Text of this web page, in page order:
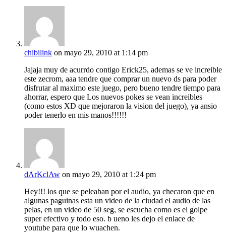
chibilink on mayo 29, 2010 at 1:14 pm
Jajaja muy de acurrdo contigo Erick25, ademas se ve increible
este zecrom, aaa tendre que comprar un nuevo ds para poder
disfrutar al maximo este juego, pero bueno tendre tiempo para
ahorrar, espero que Los nuevos pokes se vean increibles
(como estos XD que mejoraron la vision del juego), ya ansio
poder tenerlo en mis manos!!!!!!
dArKclAw on mayo 29, 2010 at 1:24 pm
Hey!!! los que se peleaban por el audio, ya checaron que en
algunas paguinas esta un video de la ciudad el audio de las
pelas, en un video de 50 seg, se escucha como es el golpe
super efectivo y todo eso. b ueno les dejo el enlace de
youtube para que lo wuachen.